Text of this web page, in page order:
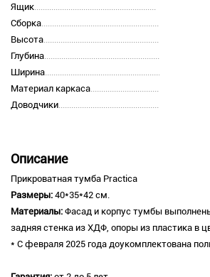
Ящик
Сборка
Высота
Глубина
Ширина
Материал каркаса
Доводчики
Описание
Прикроватная тумба Practica
Размеры: 40*35*42 см.
Материалы: Фасад и корпус тумбы
задняя стенка из ХДФ, опоры из пластика в
* С февраля 2025 года доукомплектована